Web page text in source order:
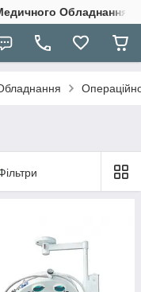
Обладнання